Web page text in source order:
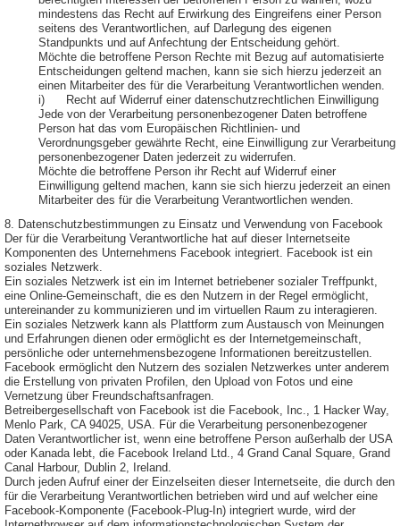
mindestens das Recht auf Erwirkung des Eingreifens einer Person
seitens des Verantwortlichen, auf Darlegung des eigenen
Standpunkts und auf Anfechtung der Entscheidung gehört.
Möchte die betroffene Person Rechte mit Bezug auf automatisierte
Entscheidungen geltend machen, kann sie sich hierzu jederzeit an
einen Mitarbeiter des für die Verarbeitung Verantwortlichen wenden.
i) Recht auf Widerruf einer datenschutzrechtlichen Einwilligung
Jede von der Verarbeitung personenbezogener Daten betroffene
Person hat das vom Europäischen Richtlinien- und
Verordnungsgeber gewährte Recht, eine Einwilligung zur Verarbeitung
personenbezogener Daten jederzeit zu widerrufen.
Möchte die betroffene Person ihr Recht auf Widerruf einer
Einwilligung geltend machen, kann sie sich hierzu jederzeit an einen
Mitarbeiter des für die Verarbeitung Verantwortlichen wenden.
8. Datenschutzbestimmungen zu Einsatz und Verwendung von Facebook
Der für die Verarbeitung Verantwortliche hat auf dieser Internetseite
Komponenten des Unternehmens Facebook integriert. Facebook ist ein
soziales Netzwerk.
Ein soziales Netzwerk ist ein im Internet betriebener sozialer Treffpunkt,
eine Online-Gemeinschaft, die es den Nutzern in der Regel ermöglicht,
untereinander zu kommunizieren und im virtuellen Raum zu interagieren.
Ein soziales Netzwerk kann als Plattform zum Austausch von Meinungen
und Erfahrungen dienen oder ermöglicht es der Internetgemeinschaft,
persönliche oder unternehmensbezogene Informationen bereitzustellen.
Facebook ermöglicht den Nutzern des sozialen Netzwerkes unter anderem
die Erstellung von privaten Profilen, den Upload von Fotos und eine
Vernetzung über Freundschaftsanfragen.
Betreibergesellschaft von Facebook ist die Facebook, Inc., 1 Hacker Way,
Menlo Park, CA 94025, USA. Für die Verarbeitung personenbezogener
Daten Verantwortlicher ist, wenn eine betroffene Person außerhalb der USA
oder Kanada lebt, die Facebook Ireland Ltd., 4 Grand Canal Square, Grand
Canal Harbour, Dublin 2, Ireland.
Durch jeden Aufruf einer der Einzelseiten dieser Internetseite, die durch den
für die Verarbeitung Verantwortlichen betrieben wird und auf welcher eine
Facebook-Komponente (Facebook-Plug-In) integriert wurde, wird der